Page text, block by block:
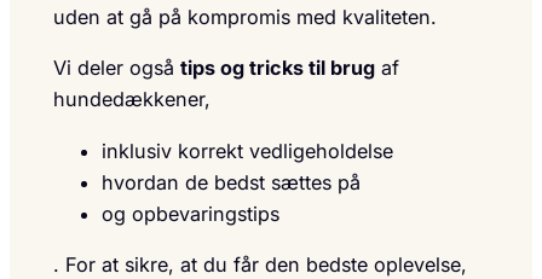
uden at gå på kompromis med kvaliteten.
Vi deler også tips og tricks til brug af
hundedækkener,
inklusiv korrekt vedligeholdelse
hvordan de bedst sættes på
og opbevaringstips
. For at sikre, at du får den bedste oplevelse,